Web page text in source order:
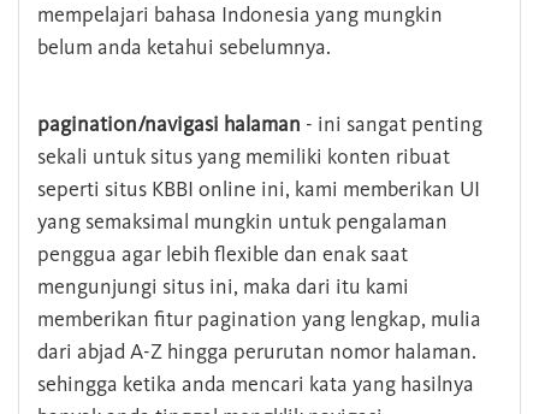
mempelajari bahasa Indonesia yang mungkin
belum anda ketahui sebelumnya.
pagination/navigasi halaman - ini sangat penting
sekali untuk situs yang memiliki konten ribuat
seperti situs KBBI online ini, kami memberikan UI
yang semaksimal mungkin untuk pengalaman
penggua agar lebih flexible dan enak saat
mengunjungi situs ini, maka dari itu kami
memberikan fitur pagination yang lengkap, mulia
dari abjad A-Z hingga perurutan nomor halaman.
sehingga ketika anda mencari kata yang hasilnya